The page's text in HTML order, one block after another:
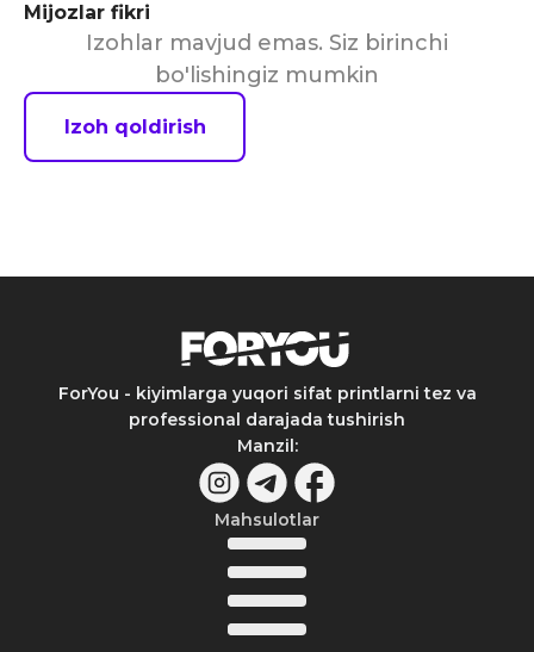
Mijozlar fikri
Izohlar mavjud emas. Siz birinchi
bo'lishingiz mumkin
Izoh qoldirish
ForYou - kiyimlarga yuqori sifat printlarni tez va
professional darajada tushirish
Manzil:
Mahsulotlar